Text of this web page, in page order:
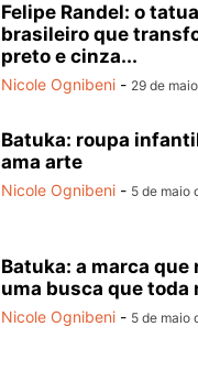
Felipe Randel: o
brasileiro que
preto e cinza...
Nicole Ognibeni - 29 de
Batuka: roupa
ama arte
Nicole Ognibeni - 5 de maio
Batuka: a marca que
uma busca que toda
Nicole Ognibeni - 5 de maio